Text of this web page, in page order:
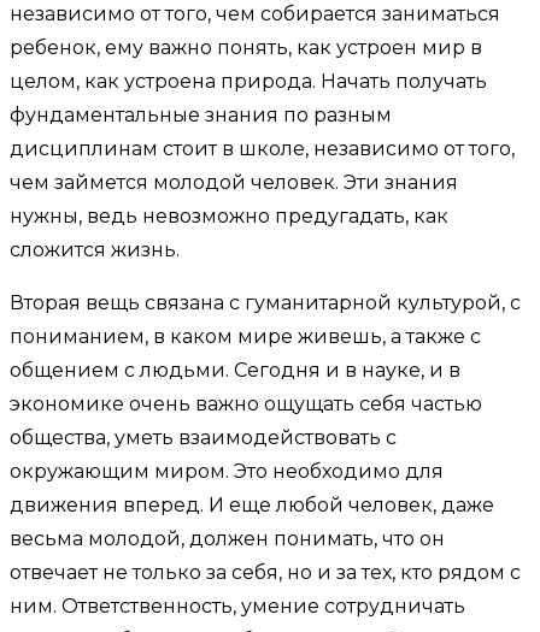
независимо от того, чем собирается заниматься
ребенок, ему важно понять, как устроен мир в
целом, как устроена природа. Начать получать
фундаментальные знания по разным
дисциплинам стоит в школе, независимо от того,
чем займется молодой человек. Эти знания
нужны, ведь невозможно предугадать, как
сложится жизнь.
Вторая вещь связана с гуманитарной культурой, с
пониманием, в каком мире живешь, а также с
общением с людьми. Сегодня и в науке, и в
экономике очень важно ощущать себя частью
общества, уметь взаимодействовать с
окружающим миром. Это необходимо для
движения вперед. И еще любой человек, даже
весьма молодой, должен понимать, что он
отвечает не только за себя, но и за тех, кто рядом с
ним. Ответственность, умение сотрудничать